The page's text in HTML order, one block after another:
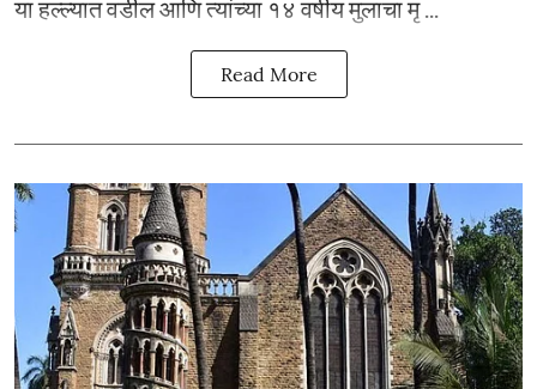
या हल्ल्यात वडील आणि त्यांच्या १४ वर्षीय मुलाचा मृ ...
Read More